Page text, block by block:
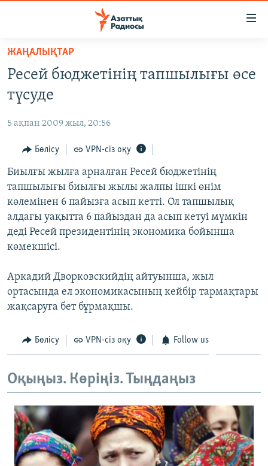
Skip
main
content
Skip
to
Navigation
Skip
to
Search
ЖАҢАЛЫҚТАР
AZATTYQTV
ҚАҢТАР ОҚИҒАСЫ
АДАМ ҚҰҚЫҚТАРЫ
ӘЛЕУМЕТ
ӘЛЕМ
АРНАЙЫ ЖОБАЛАР
Русский
ЖАЗЫЛЫҢЫЗ
Басқа тілдерде
ЖАҢАЛЫҚТАР
Ресей бюджетінің тапшылығы өсе
түсуде
5 ақпан 2009 жыл, 20:56
Бөлісу VPN-сіз оқу
Биылғы жылға арналған Ресей бюджетінің
тапшылығы биылғы жылы жалпы ішкі өнім
көлемінен 6 пайызға асып кетті. Ол тапшылық
алдағы уақытта 6 пайыздан да асып кетуі мүмкін
деді Ресей президентінің экономика бойынша
көмекшісі.
Аркадий Дворковскийдің айтуынша, жыл
ортасында ел экономикасының кейбір тармақтары
жақсаруға бет бұрмақшы.
Бөлісу VPN-сіз оқу Follow us
Оқыңыз. Көріңіз. Тыңдаңыз